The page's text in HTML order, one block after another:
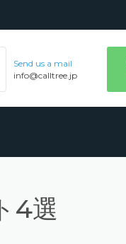
Send us a mail
info@calltree.jp
4選